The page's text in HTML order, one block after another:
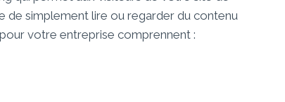
simplement lire ou regarder du contenu
votre entreprise comprennent :